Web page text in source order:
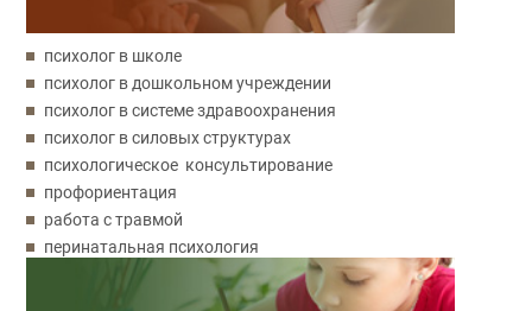
психолог в школе
психолог в дошкольном учреждении
психолог в системе здравоохранения
психолог в силовых структурах
психологическое консультирование
профориентация
работа с травмой
перинатальная психология